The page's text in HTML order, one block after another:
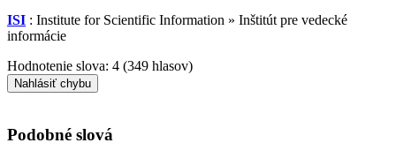
ISI : Institute for Scientific Information » Inštitút pre vedecké
informácie
Hodnotenie slova: 4 (349 hlasov)
Nahlásiť chybu
Podobné slová